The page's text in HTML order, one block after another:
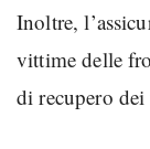
Inoltre,
vittime delle
di recupero